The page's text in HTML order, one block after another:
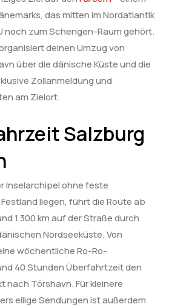
das mitten im Nordatlantik
noch zum Schengen-Raum gehört.
deinen Umzug von
über die dänische Küste und die
Zollanmeldung und
am Zielort.
Salzburg
Inselarchipel ohne feste
liegen, führt die Route ab
1.300 km auf der Straße durch
Nordseeküste. Von
wöchentliche Ro-Ro-
40 Stunden Überfahrtzeit den
nach Tórshavn. Für kleinere
eilige Sendungen ist außerdem